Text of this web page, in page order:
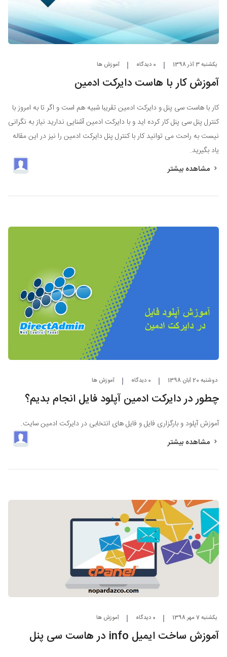
یکشنبه 3 آذر 1398 0 دیدگاه آموزش ها
آموزش کار با هاست دایرکت ادمین
کار با هاست سی پنل و دایرکت ادمین تقریبا شبیه هم است و اگر تا به امروز با
کنترل پنل سی پنل کار کرده اید و با دایرکت ادمین آشنایی ندارید نیاز به نگرانی
نیست به راحت می توانید کار با کنترل پنل دایرکت ادمین را نیز در این مقاله
یاد بگیرید.
مشاهده بیشتر
دوشنبه 20 آبان 1398 0 دیدگاه آموزش ها
چطور در دایرکت ادمین آپلود فایل انجام بدیم؟
آموزش آپلود و بارگزاری فایل و فایل های انتخابی در دایرکت ادمین سایت.
مشاهده بیشتر
یکشنبه 7 مهر 1398 0 دیدگاه آموزش ها
آموزش ساخت ایمیل info در هاست سی پنل